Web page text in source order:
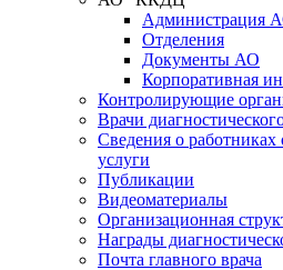
Администрация
Отделения
Документы АО
Корпоративная
Контролирующие
Врачи
Сведения о
услуги
Публикации
Видеоматериалы
Организационная
Награды
Почта главного врача